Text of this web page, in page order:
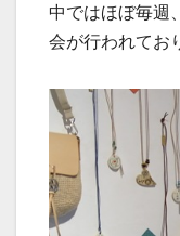
中ではほぼ毎週
会が行われてお